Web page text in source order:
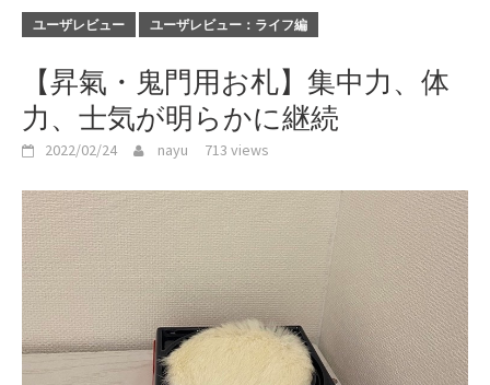
ユーザレビュー ユーザレビュー：ライフ編
【昇氣・鬼門用お札】集中力、体
力、士気が明らかに継続
2022/02/24 nayu 713 views